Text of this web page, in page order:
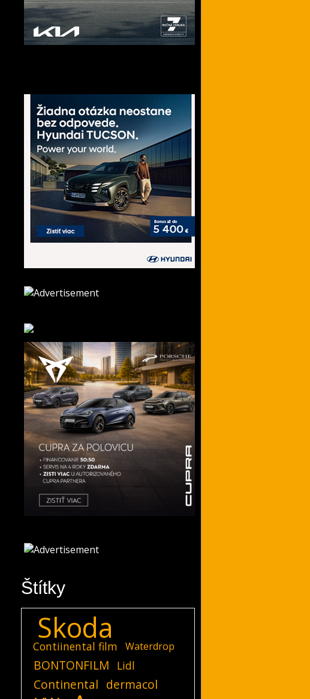
Štítky
Skoda
Contiinental film Waterdrop
BONTONFILM Lidl
Continental dermacol